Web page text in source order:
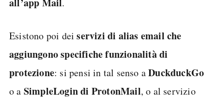
.
Esistono poi deiservizi di alias email che
aggiungono specifiche funzionalità di
protezione: si pensi in tal senso aDuckduckGo
o a SimpleLogin di ProtonMail, o al servizio